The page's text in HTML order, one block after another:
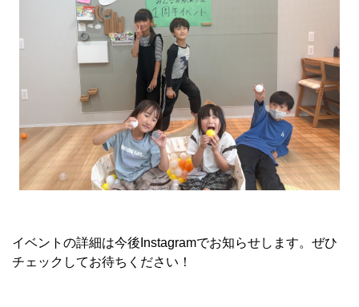
イベントの詳細は今後Instagramでお知らせします。ぜひ
チェックしてお待ちください！